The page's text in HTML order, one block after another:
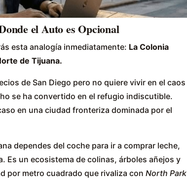
el Auto es Opcional
esta analogía inmediatamente: La Colonia
de Tijuana.
de San Diego pero no quiere vivir en el caos
se ha convertido en el refugio indiscutible.
en una ciudad fronteriza dominada por el
dependes del coche para ir a comprar leche,
Es un ecosistema de colinas, árboles añejos y
por metro cuadrado que rivaliza con North Park